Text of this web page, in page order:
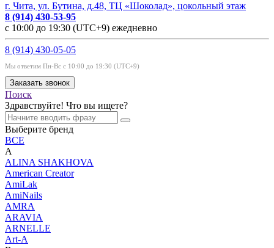
г. Чита, ул. Бутина, д.48, ТЦ «Шоколад», цокольный этаж
8 (914) 430-53-95
с 10:00 до 19:30 (UTC+9) ежедневно
8 (914) 430-05-05
Мы ответим Пн-Вс с 10:00 до 19:30 (UTC+9)
Заказать звонок
Поиск
Здравствуйте! Что вы ищете?
Выберите бренд
ВСЕ
A
ALINA SHAKHOVA
American Creator
AmiLak
AmiNails
AMRA
ARAVIA
ARNELLE
Art-A